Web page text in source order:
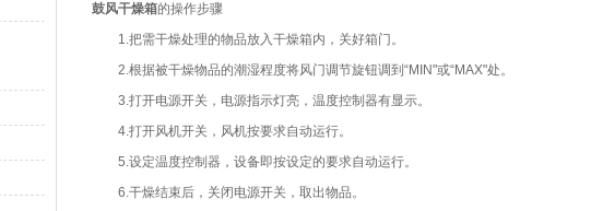
鼓风干燥箱的操作步骤
1.把需干燥处理的物品放入干燥箱内，关好箱门。
2.根据被干燥物品的潮湿程度将风门调节旋钮调到“MIN"或“MAX"处。
3.打开电源开关，电源指示灯亮，温度控制器有显示。
4.打开风机开关，风机按要求自动运行。
5.设定温度控制器，设备即按设定的要求自动运行。
6.干燥结束后，关闭电源开关，取出物品。